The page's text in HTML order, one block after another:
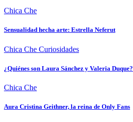
Chica Che
Sensualidad hecha arte: Estrella Neferut
Chica Che Curiosidades
¿Quiénes son Laura Sánchez y Valeria Duque?
Chica Che
Aura Cristina Geithner, la reina de Only Fans